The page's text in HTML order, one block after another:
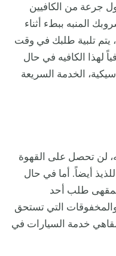
جرعة من الكافيين
المنبه ببطء أثناء
يتم تلبية طلبك في وقت
لهذا الكافيه في حال
الخدمة السريعة
لن تحصل على القهوة
أيضاً. أما في حال
طلب أحد
التي تستحق
خدمة السيارات في